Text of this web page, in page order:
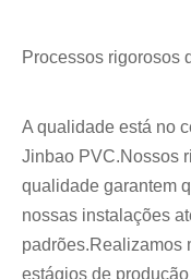
Processos rigorosos
A qualidade está no
Jinbao PVC.Nossos
qualidade garantem
nossas instalações
padrões.Realizamos
estágios de